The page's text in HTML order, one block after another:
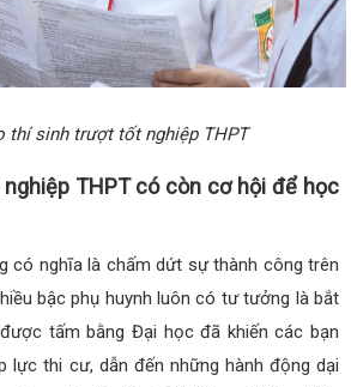
thí sinh trượt tốt nghiệp THPT
THPT có còn cơ hội để học
có nghĩa là chấm dứt sự thành công trên
bậc phụ huynh luôn có tư tưởng là bắt
tấm bằng Đại học đã khiến các bạn
lực thi cư, dẫn đến những hành động dại